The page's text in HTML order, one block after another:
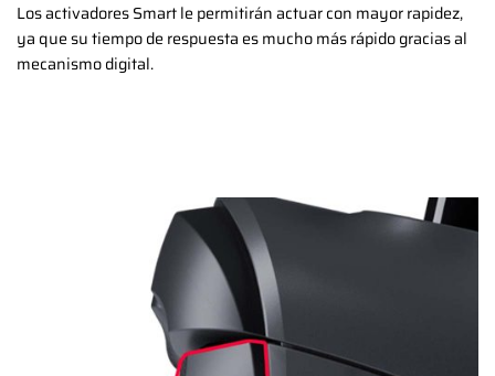
Los activadores Smart le permitirán actuar con mayor rapidez,
ya que su tiempo de respuesta es mucho más rápido gracias al
mecanismo digital.